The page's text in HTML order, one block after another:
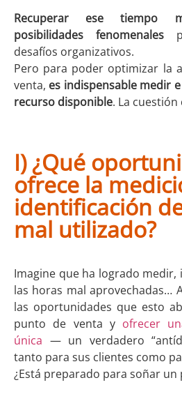
Recuperar ese tiempo
posibilidades fenomenales
desafíos organizativos.
Pero para poder optimizar la
venta, es indispensable medir
recurso disponible. La cuestión
I) ¿Qué
ofrece la
identificación
mal utilizado?
Imagine que ha logrado
las horas mal aprovechadas…
las oportunidades que esto
punto de venta y ofrecer
única — un verdadero
tanto para sus clientes como
¿Está preparado para soñar un